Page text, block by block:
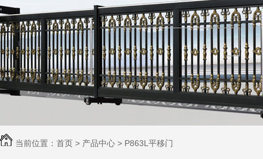
当前位置： 首页 > 产品中心 > P863L平移门